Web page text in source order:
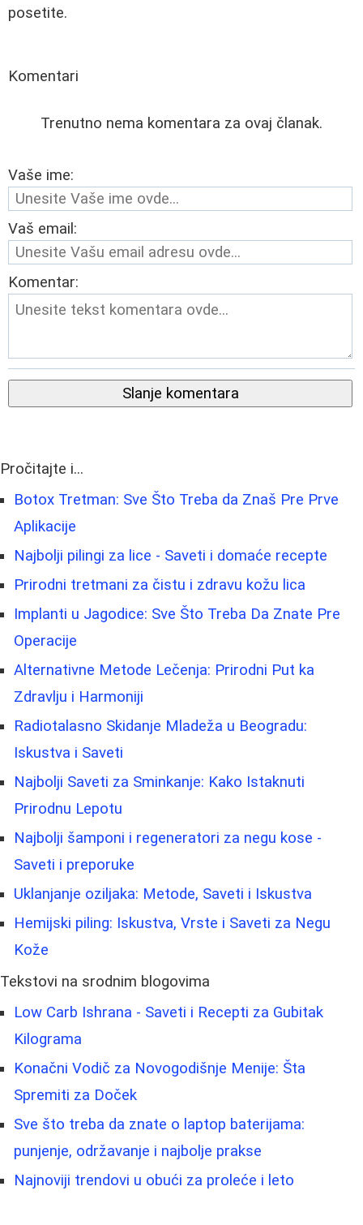
posetite.
Komentari
Trenutno nema komentara za ovaj članak.
Vaše ime:
Vaš email:
Komentar:
Slanje komentara
Pročitajte i...
Botox Tretman: Sve Što Treba da Znaš Pre Prve
Aplikacije
Najbolji pilingi za lice - Saveti i domaće recepte
Prirodni tretmani za čistu i zdravu kožu lica
Implanti u Jagodice: Sve Što Treba Da Znate Pre
Operacije
Alternativne Metode Lečenja: Prirodni Put ka
Zdravlju i Harmoniji
Radiotalasno Skidanje Mladeža u Beogradu:
Iskustva i Saveti
Najbolji Saveti za Sminkanje: Kako Istaknuti
Prirodnu Lepotu
Najbolji šamponi i regeneratori za negu kose -
Saveti i preporuke
Uklanjanje oziljaka: Metode, Saveti i Iskustva
Hemijski piling: Iskustva, Vrste i Saveti za Negu
Kože
Tekstovi na srodnim blogovima
Low Carb Ishrana - Saveti i Recepti za Gubitak
Kilograma
Konačni Vodič za Novogodišnje Menije: Šta
Spremiti za Doček
Sve što treba da znate o laptop baterijama:
punjenje, održavanje i najbolje prakse
Najnoviji trendovi u obući za proleće i leto